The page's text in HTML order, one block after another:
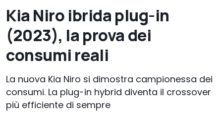
Kia Niro ibrida plug-in
(2023), la prova dei
consumi reali
La nuova Kia Niro si dimostra campionessa dei
consumi. La plug-in hybrid diventa il crossover
più efficiente di sempre